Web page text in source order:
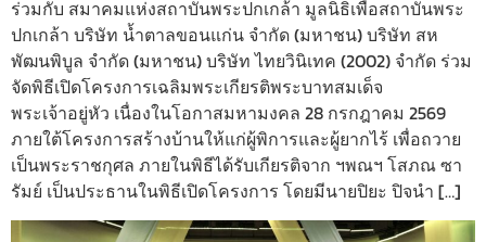
ร่วมกับ สมาคมแห่งสถาบันพระปกเกล้า มูลนิธิเพื่อสถาบันพระ
ปกเกล้า บริษัท น้ำตาลขอนแก่น จำกัด (มหาชน) บริษัท สห
พัฒนพิบูล จำกัด (มหาชน) บริษัท ไทยวินิเทค (2002) จำกัด ร่วม
จัดพิธีเปิดโครงการเฉลิมพระเกียรติพระบาทสมเด็จ
พระเจ้าอยู่หัว เนื่องในโอกาสมหามงคล 28 กรกฎาคม 2569
ภายใต้โครงการสร้างบ้านให้แก่ผู้พิการและผู้ยากไร้ เพื่อถวาย
เป็นพระราชกุศล ภายในพิธีได้รับเกียรติจาก ฯพณฯ โสภณ ซา
รัมย์ เป็นประธานในพิธีเปิดโครงการ โดยมีนายปิยะ ปิจนำ […]